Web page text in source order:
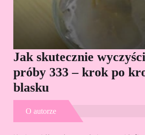
Jak skutecznie
próby 333 – krok po
blasku
O autorze